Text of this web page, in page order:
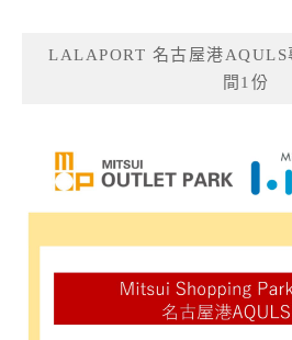
LALAPORT 名古屋港AQULS
間1份